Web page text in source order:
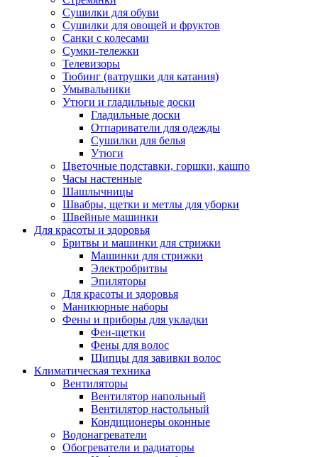
Сушилки для обуви
Сушилки для овощей и фруктов
Санки с колесами
Сумки-тележки
Телевизоры
Тюбинг (ватрушки для катания)
Умывальники
Утюги и гладильные доски
Гладильные доски
Отпариватели для одежды
Сушилки для белья
Утюги
Цветочные подставки, горшки, кашпо
Часы настенные
Шашлычницы
Швабры, щетки и метлы для уборки
Швейные машинки
Для красоты и здоровья
Бритвы и машинки для стрижки
Машинки для стрижки
Электробритвы
Эпиляторы
Для красоты и здоровья
Маникюрные наборы
Фены и приборы для укладки
Фен-щетки
Фены для волос
Щипцы для завивки волос
Климатическая техника
Вентиляторы
Вентилятор напольный
Вентилятор настольный
Кондиционеры оконные
Водонагреватели
Обогреватели и радиаторы